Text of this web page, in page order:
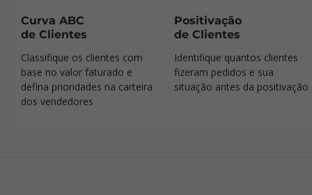
Curva ABC
de Clientes
Classifique os clientes com
base no valor faturado e
defina prioridades na carteira
dos vendedores
Positivação
de Clientes
Identifique quantos clientes
fizeram pedidos e sua
situação antes da positivação